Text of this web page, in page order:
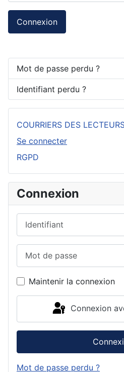
COURRIERS DES
Se connecter
RGPD
Connexion
Maintenir la connexion
Connexion
Mot de passe perdu ?
Connexion
Mot de passe perdu ?
Identifiant perdu ?